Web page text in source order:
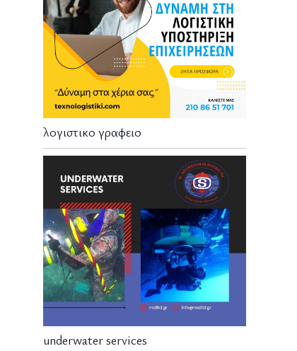
λογιστικο γραφειο
underwater services